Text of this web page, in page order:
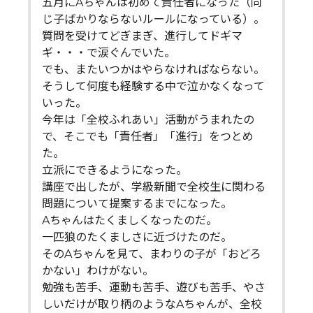
五月にAちゃんは初めて責任者になった（同
じ子ばかりならないルールになっている）。
質問を受けてどぎまぎ、進行してドギマ
ギ・・・で涙ぐんでいた。
でも、またいつかはやらなければならない。
そうして何度も経験する中で泣かなくなって
いった。
今年は「全校ふれあい」活動がうまれたの
で、そこでも「責任者」「進行」をつとめ
た。
立派にできるようになった。
講座で出したが、学級新聞で全校生に関わる
問題について提案するまでになった。
Aちゃんはたくましくなったのだ。
一匹狼のたくましさに近づけたのだ。
そのAちゃんを見て、まわりの子が「おどろ
かない」わけがない。
勉強も苦手、運動も苦手、遊びも苦手、やさ
しいだけが取り柄のようなAちゃんが、全校